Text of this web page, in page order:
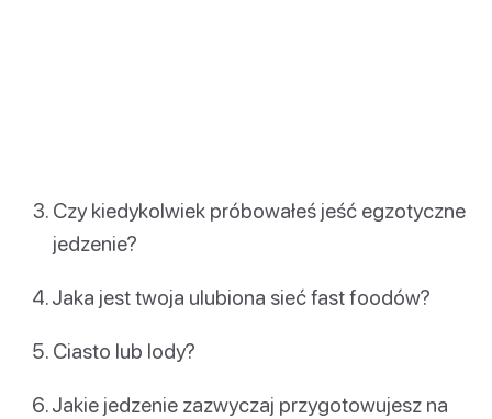
Czy kiedykolwiek próbowałeś jeść egzotyczne
jedzenie?
Jaka jest twoja ulubiona sieć fast foodów?
Ciasto lub lody?
Jakie jedzenie zazwyczaj przygotowujesz na